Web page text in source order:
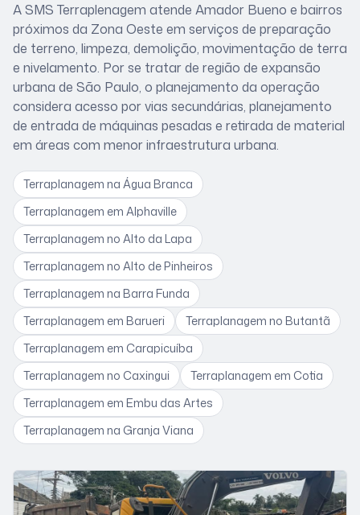
A SMS Terraplenagem atende Amador Bueno e bairros
próximos da Zona Oeste em serviços de preparação
de terreno, limpeza, demolição, movimentação de terra
e nivelamento. Por se tratar de região de expansão
urbana de São Paulo, o planejamento da operação
considera acesso por vias secundárias, planejamento
de entrada de máquinas pesadas e retirada de material
em áreas com menor infraestrutura urbana.
Terraplanagem na Água Branca
Terraplanagem em Alphaville
Terraplanagem no Alto da Lapa
Terraplanagem no Alto de Pinheiros
Terraplanagem na Barra Funda
Terraplanagem em Barueri Terraplanagem no Butantã
Terraplanagem em Carapicuíba
Terraplanagem no Caxingui Terraplanagem em Cotia
Terraplanagem em Embu das Artes
Terraplanagem na Granja Viana